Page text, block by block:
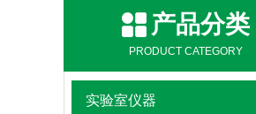
产品分类
PRODUCT CATEGORY
实验室仪器